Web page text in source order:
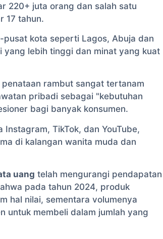
220+ juta orang dan salah satu
17 tahun.
pusat kota seperti Lagos, Abuja dan
yang lebih tinggi dan minat yang kuat
rambut sangat tertanam
pribadi sebagai "kebutuhan
bagi banyak konsumen.
TikTok, dan YouTube,
di kalangan wanita muda dan
uang telah mengurangi pendapatan
pada tahun 2024, produk
hal nilai, sementara volumenya
untuk membeli dalam jumlah yang